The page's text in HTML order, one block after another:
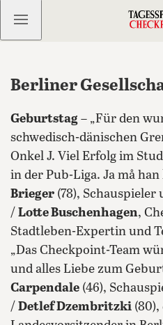
Kostenlos anmelden
Berliner
Geburtstag – „Für den
schwedisch-dänischen
Onkel J. Viel Erfolg im
in der Pub-Liga. Ja må han
Brieger (78),
/ Lotte Buschenhagen,
Stadtleben-Expertin und
„Das Checkpoint-Team
und alles Liebe zum
Carpendale (46),
/ Detlef Dzembritzki (80),